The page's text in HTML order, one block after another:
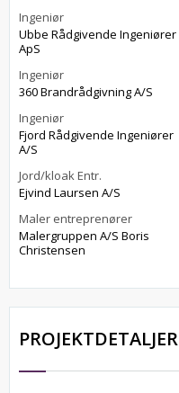
Ingeniør
Ubbe Rådgivende Ingeniører
ApS
Ingeniør
360 Brandrådgivning A/S
Ingeniør
Fjord Rådgivende Ingeniører
A/S
Jord/kloak Entr.
Ejvind Laursen A/S
Maler entreprenører
Malergruppen A/S Boris
Christensen
PROJEKTDETALJER